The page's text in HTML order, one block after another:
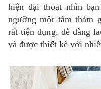
hiện đại thoạt nhìn
ngưỡng một tấm thảm
rất tiện dụng, dễ dàng
và được thiết kế với